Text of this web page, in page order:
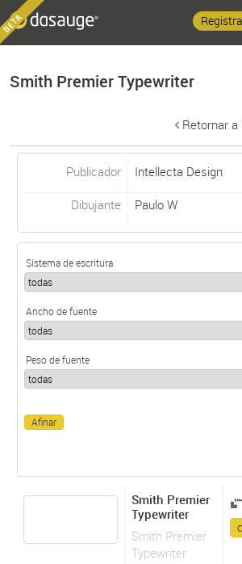
Smith Premier Typewriter
Retornar
Publicador Intellecta Design
Dibujante Paulo W
Sistema de escritura
Ancho de fuente
Peso de fuente
Smith Premier
Typewriter
Smith Premier
Typewriter